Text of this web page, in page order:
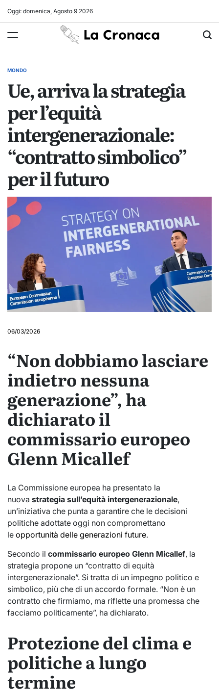
Oggi: domenica, Agosto 9 2026
La
Cronaca
POSTED
MONDO
Ue, arriva la strategia
per l’equità
intergenerazionale:
“contratto simbolico”
per il futuro
06/03/2026
“Non dobbiamo lasciare
indietro nessuna
generazione”, ha
dichiarato il
commissario europeo
Glenn Micallef
La Commissione europea ha presentato la
nuova strategia sull’equità intergenerazionale,
un’iniziativa che punta a garantire che le decisioni
politiche adottate oggi non compromettano
le opportunità delle generazioni future.
Secondo il commissario europeo Glenn Micallef, la
strategia propone un “contratto di equità
intergenerazionale”. Si tratta di un impegno politico e
simbolico, più che di un accordo formale. “Non è un
contratto che firmiamo, ma riflette una promessa che
facciamo politicamente”, ha dichiarato.
Protezione del clima e
politiche a lungo
termine